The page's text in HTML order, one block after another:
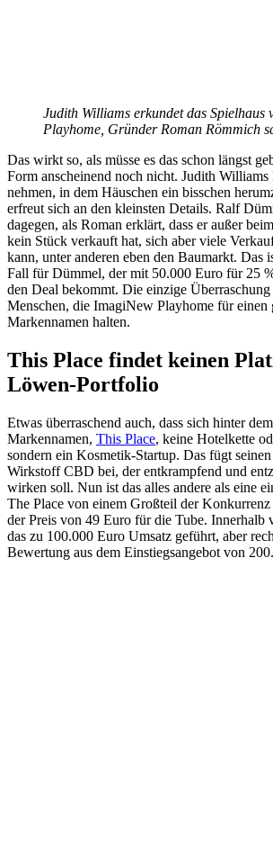
Judith Williams erkundet das Spielhaus
Playhome, Gründer Roman Römmich
Das wirkt so, als müsse es das schon längst
Form anscheinend noch nicht. Judith Williams
nehmen, in dem Häuschen ein bisschen
erfreut sich an den kleinsten Details. Ralf
dagegen, als Roman erklärt, dass er außer
kein Stück verkauft hat, sich aber viele
kann, unter anderen eben den Baumarkt. Das
Fall für Dümmel, der mit 50.000 Euro für 25
den Deal bekommt. Die einzige
Menschen, die ImagiNew Playhome für
Markennamen halten.
This Place findet keinen
Löwen-Portfolio
Etwas überraschend auch, dass sich hinter
Markennamen, This Place, keine Hotelkette
sondern ein Kosmetik-Startup. Das fügt
Wirkstoff CBD bei, der entkrampfend und
wirken soll. Nun ist das alles andere als eine
The Place von einem Großteil der Konkurrenz
der Preis von 49 Euro für die Tube. Innerhalb
das zu 100.000 Euro Umsatz geführt, aber
Bewertung aus dem Einstiegsangebot von